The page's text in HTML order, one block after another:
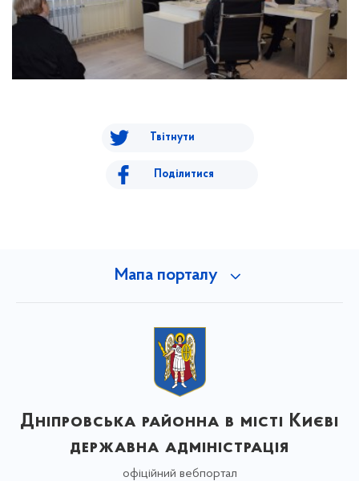
Твітнути
Поділитися
Мапа порталу
Дніпровська районна в місті Києві
державна адміністрація
офіційний вебпортал